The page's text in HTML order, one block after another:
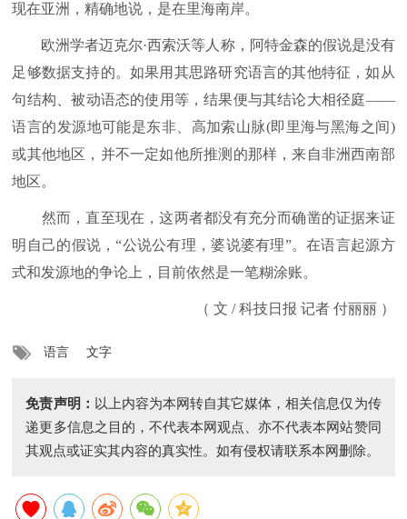
现在亚洲，精确地说，是在里海南岸。
欧洲学者迈克尔·西索沃等人称，阿特金森的假说是没有
足够数据支持的。如果用其思路研究语言的其他特征，如从
句结构、被动语态的使用等，结果便与其结论大相径庭——
语言的发源地可能是东非、高加索山脉(即里海与黑海之间)
或其他地区，并不一定如他所推测的那样，来自非洲西南部
地区。
然而，直至现在，这两者都没有充分而确凿的证据来证
明自己的假说，“公说公有理，婆说婆有理”。在语言起源方
式和发源地的争论上，目前依然是一笔糊涂账。
（ 文 / 科技日报 记者 付丽丽 ）
语言 文字
免责声明： 以上内容为本网转自其它媒体，相关信息仅为传
递更多信息之目的，不代表本网观点、亦不代表本网站赞同
其观点或证实其内容的真实性。如有侵权请联系本网删除。